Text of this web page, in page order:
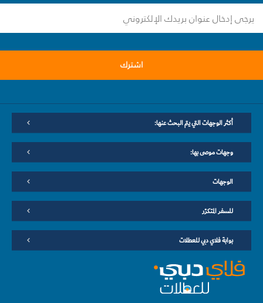
اشترك
أكثر الوجهات التي يتم البحث عنها:
وجهات موصى بها:
الوجهات
للسفر المتكرّر
بوابة فلاي دبي للعطلات